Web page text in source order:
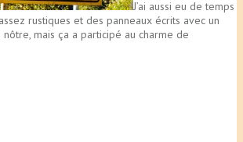
J’ai aussi eu de temps
rustiques et des panneaux écrits avec un
mais ça a participé au charme de